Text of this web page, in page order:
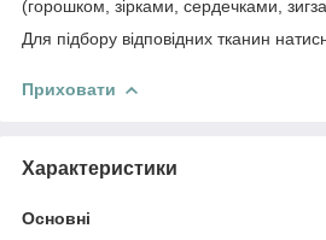
(горошком, зірками, сердечками,
Для підбору відповідних тканин
Приховати
Характеристики
Основні